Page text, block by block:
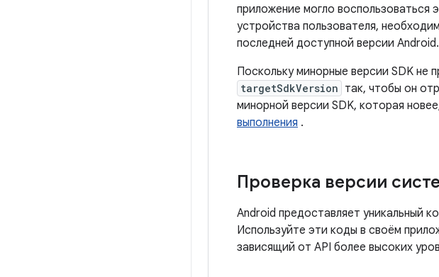
приложение могло воспользоваться
устройства пользователя,
последней доступной версии Android.
Поскольку минорные версии SDK не
targetSdkVersion так, чтобы он
минорной версии SDK, которая
выполнения .
Проверка версии
Android предоставляет уникальный
Используйте эти коды в своём
зависящий от API более высоких